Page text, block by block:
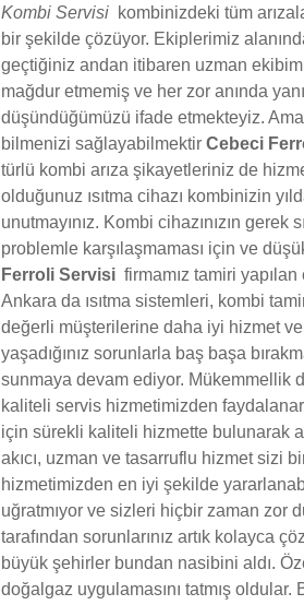
Kombi Servisi kombinizdeki tüm
bir şekilde çözüyor. Ekiplerimiz
geçtiğiniz andan itibaren uzman
mağdur etmemiş ve her zor anında
düşündüğümüzü ifade etmekteyiz.
bilmenizi sağlayabilmektir Cebeci
türlü kombi arıza şikayetleriniz de
olduğunuz ısıtma cihazı kombinizin
unutmayınız. Kombi cihazınızın
problemle karşılaşmaması için ve
Ferroli Servisi firmamız tamiri
Ankara da ısıtma sistemleri, kombi
değerli müşterilerine daha iyi hizmet
yaşadığınız sorunlarla baş başa
sunmaya devam ediyor. Mükemmellik
kaliteli servis hizmetimizden
için sürekli kaliteli hizmette bulunarak
akıcı, uzman ve tasarruflu hizmet sizi
hizmetimizden en iyi şekilde
uğratmıyor ve sizleri hiçbir zaman zor
tarafından sorunlarınız artık kolayca
büyük şehirler bundan nasibini aldı.
doğalgaz uygulamasını tatmış